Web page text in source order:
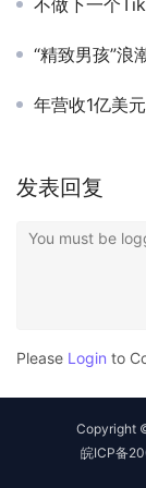
“精致男孩”浪
年营收1亿美
发表回复
You must be
Please Login to
Copyright
皖ICP备